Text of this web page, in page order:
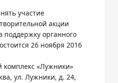
участие
акции
органного
26 ноября 2016
«Лужники»
ул. Лужники, д. 24,